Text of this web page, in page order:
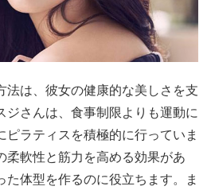
法は、彼女の健康的な美しさを支
ジさんは、食事制限よりも運動に
ピラティスを積極的に行っていま
柔軟性と筋力を高める効果があ
た体型を作るのに役立ちます。ま